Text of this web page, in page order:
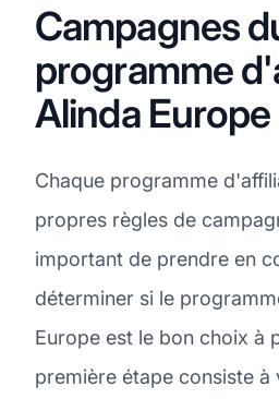
Campagnes
programme
Alinda Europe
Chaque programme
propres règles de
important de prendre en
déterminer si le
Europe est le bon choix à
première étape consiste à